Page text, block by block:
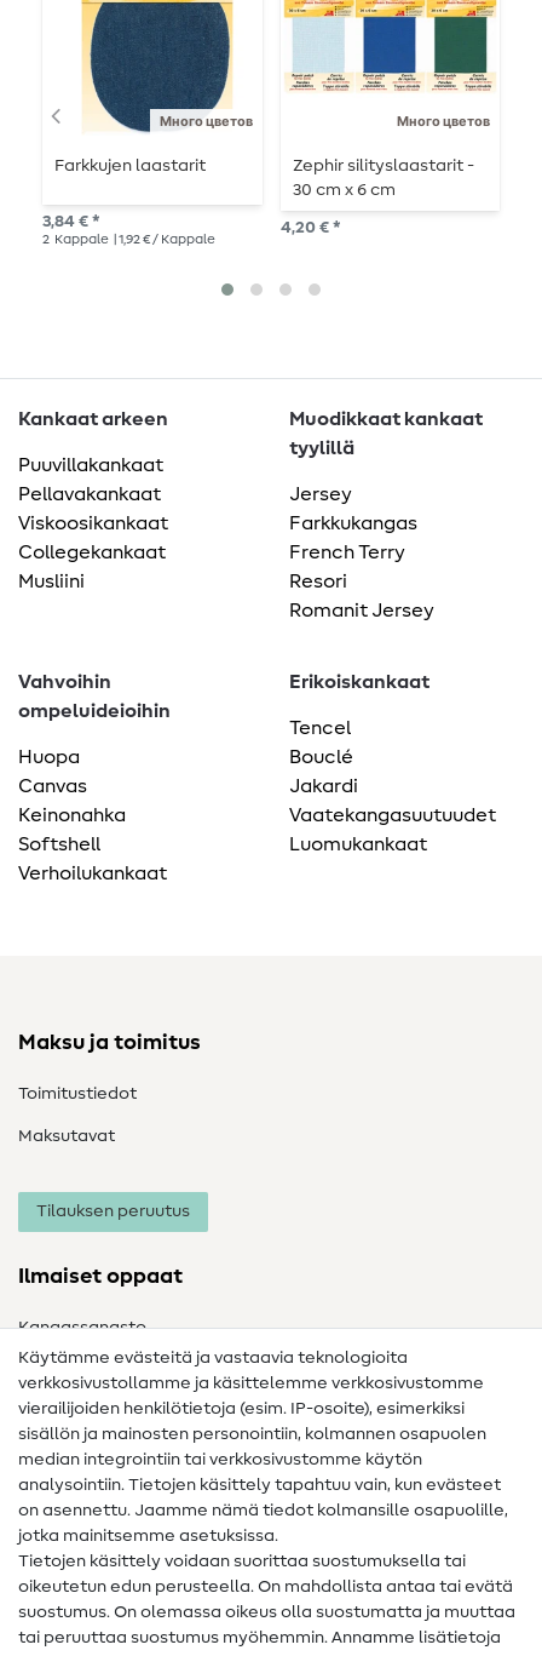
Много цветов
Farkkujen laastarit
3,84 € *
2 Kappale | 1,92 € / Kappale
Много цветов
Zephir silityslaastarit -
30 cm x 6 cm
4,20 € *
Kankaat arkeen
Puuvillakankaat
Pellavakankaat
Viskoosikankaat
Collegekankaat
Musliini
Muodikkaat kankaat
tyylillä
Jersey
Farkkukangas
French Terry
Resori
Romanit Jersey
Vahvoihin
ompeluideioihin
Huopa
Canvas
Keinonahka
Softshell
Verhoilukankaat
Erikoiskankaat
Tencel
Bouclé
Jakardi
Vaatekangasuutuudet
Luomukankaat
Maksu ja toimitus
Toimitustiedot
Maksutavat
Tilauksen peruutus
Ilmaiset oppaat
Kangassanasto
Ompelusanasto
Ompeluohjeet
Apua ja yhteystiedot
Yhteystiedot
Tietoa omistajanvaihdoksesta
FAQ
Peruutusoikeus
Käytämme evästeitä ja vastaavia teknologioita
verkkosivustollamme ja käsittelemme verkkosivustomme
vierailijoiden henkilötietoja (esim. IP-osoite), esimerkiksi
sisällön ja mainosten personointiin, kolmannen osapuolen
median integrointiin tai verkkosivustomme käytön
analysointiin. Tietojen käsittely tapahtuu vain, kun evästeet
on asennettu. Jaamme nämä tiedot kolmansille osapuolille,
jotka mainitsemme asetuksissa.
Tietojen käsittely voidaan suorittaa suostumuksella tai
oikeutetun edun perusteella. On mahdollista antaa tai evätä
suostumus. On olemassa oikeus olla suostumatta ja muuttaa
tai peruuttaa suostumus myöhemmin. Annamme lisätietoja